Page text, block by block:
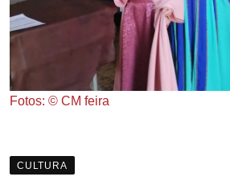
Fotos: © CM feira
CULTURA